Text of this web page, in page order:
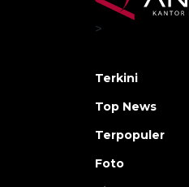
>
Terkini
Top News
Terpopuler
Foto